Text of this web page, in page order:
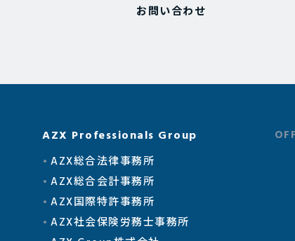
お問い合わせ
AZX Professionals Group
AZX総合法律事務所
AZX総合会計事務所
AZX国際特許事務所
AZX社会保険労務士事務所